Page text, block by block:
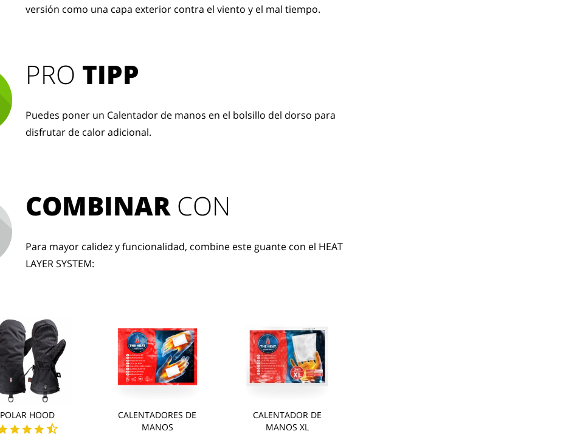
PRO TIPP
Puedes poner un Calentador de manos en el bolsillo del dorso para
disfrutar de calor adicional.
versión como una capa exterior contra el viento y el mal tiempo.
POLAR HOOD
CALENTADORES DE
MANOS
CALENTADOR DE
MANOS XL
COMBINAR CON
Para mayor calidez y funcionalidad, combine este guante con el HEAT
LAYER SYSTEM: